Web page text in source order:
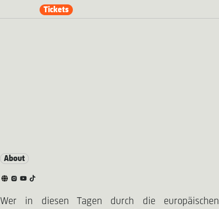
Tickets
About
Wer in diesen Tagen durch die europäischen